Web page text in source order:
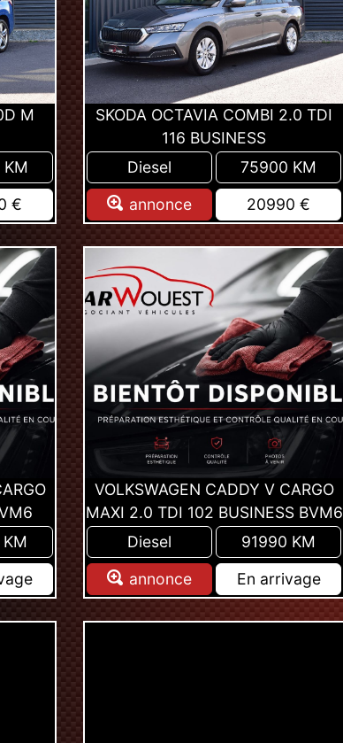
M
€
SKODA OCTAVIA COMBI 2.0 TDI
116 BUSINESS
Diesel
75900 KM
annonce
20990 €
VOLKSWAGEN CADDY V CARGO
MAXI 2.0 TDI 102 BUSINESS BVM6
Diesel
91990 KM
annonce
En arrivage